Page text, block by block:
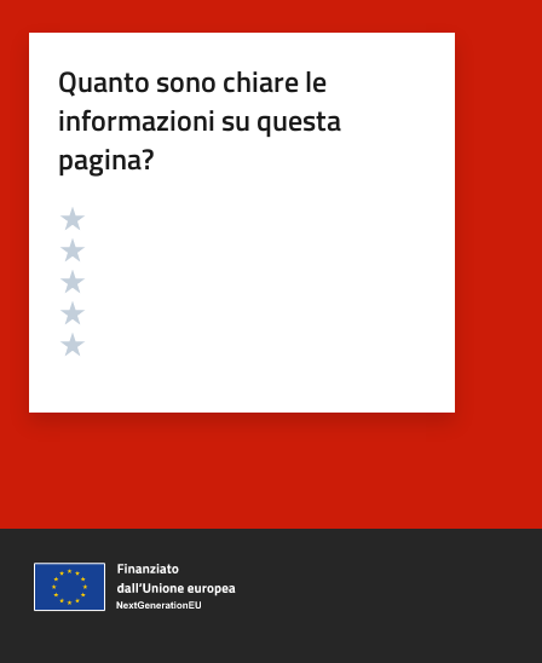
Quanto sono chiare le
informazioni su questa
pagina?
Valutazione